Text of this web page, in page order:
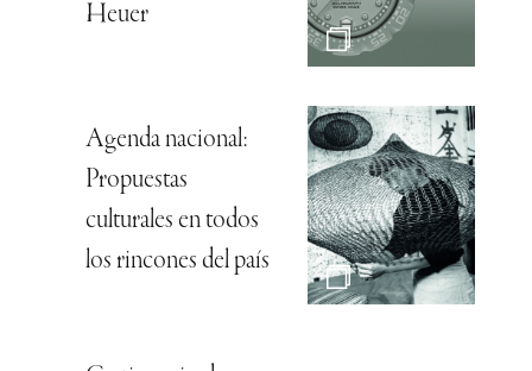
Heuer
Agenda nacional:
Propuestas
culturales en todos
los rincones del país